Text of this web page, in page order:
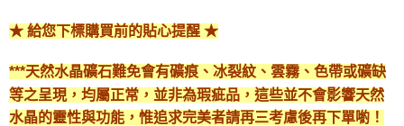
★ 給您下標購買前的貼心提醒 ★
***天然水晶礦石難免會有礦痕、冰裂紋、雲霧、色帶或礦缺
等之呈現，均屬正常，並非為瑕疵品，這些並不會影響天然
水晶的靈性與功能，惟追求完美者請再三考慮後再下單喲！